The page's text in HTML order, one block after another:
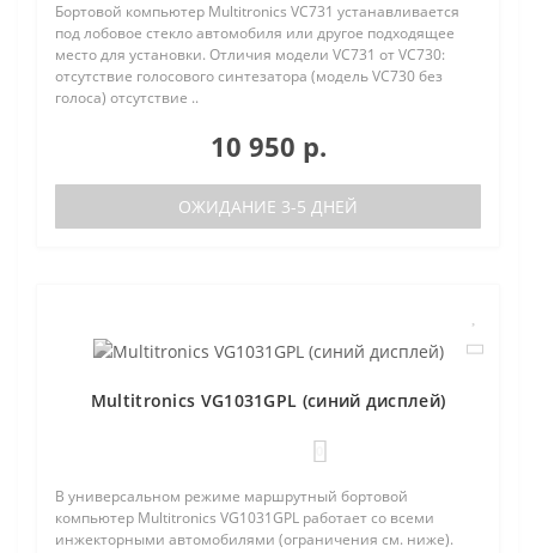
Бортовой компьютер Multitronics VC731 устанавливается
под лобовое стекло автомобиля или другое подходящее
место для установки. Отличия модели VC731 от VC730:
отсутствие голосового синтезатора (модель VC730 без
голоса) отсутствие ..
10 950 р.
ОЖИДАНИЕ 3-5 ДНЕЙ
Multitronics VG1031GPL (синий дисплей)
В универсальном режиме маршрутный бортовой
компьютер Multitronics VG1031GPL работает со всеми
инжекторными автомобилями (ограничения см. ниже).